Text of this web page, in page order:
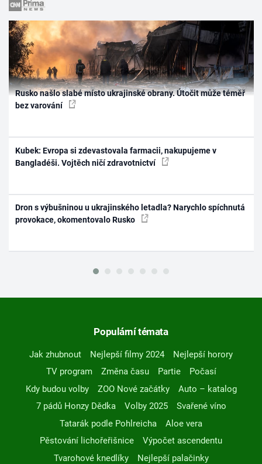
Rusko našlo slabé místo ukrajinské obrany. Útočit může téměř
bez varování
Kubek: Evropa si zdevastovala farmacii, nakupujeme v
Bangladéši. Vojtěch ničí zdravotnictví
Dron s výbušninou u ukrajinského letadla? Narychlo spíchnutá
provokace, okomentovalo Rusko
Populární témata
Jak zhubnout Nejlepší filmy 2024
Nejlepší horory
TV program
Změna času Partie
Počasí
Kdy budou volby
ZOO Nové začátky
Auto – katalog
7 pádů Honzy Dědka
Volby 2025
Svařené víno
Tatarák podle Pohlreicha
Aloe vera
Pěstování lichořeřišnice
Výpočet ascendentu
Tvarohové knedlíky
Nejlepší palačinky